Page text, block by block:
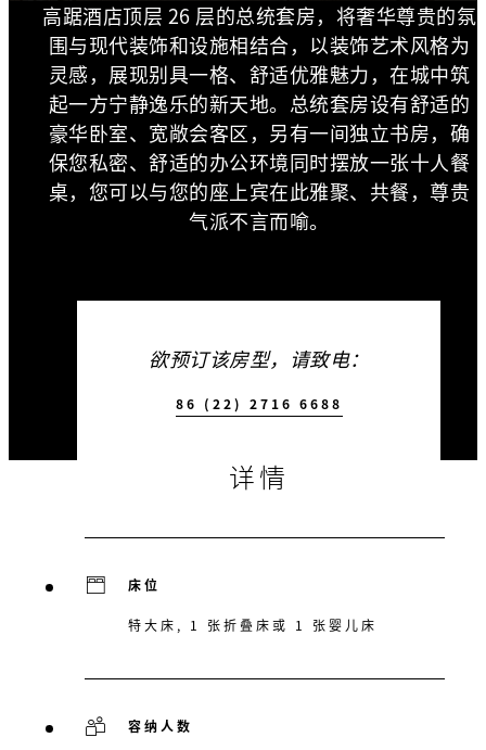
高踞酒店顶层 26 层的总统套房，将奢华尊贵的氛
围与现代装饰和设施相结合，以装饰艺术风格为
灵感，展现别具一格、舒适优雅魅力，在城中筑
起一方宁静逸乐的新天地。总统套房设有舒适的
豪华卧室、宽敞会客区，另有一间独立书房，确
保您私密、舒适的办公环境同时摆放一张十人餐
桌，您可以与您的座上宾在此雅聚、共餐，尊贵
气派不言而喻。
欲预订该房型，请致电：
86 (22) 2716 6688
详情
床位
特大床, 1 张折叠床或 1 张婴儿床
容纳人数